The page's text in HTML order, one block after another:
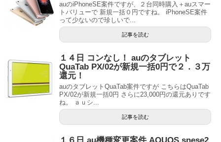
auのiPhoneSE案件ですが、２台同時購入＋auスマー
トバリューで 新規一括０円ですね。 iPhoneSE案件
って少ないので珍しいで...
記事を読む
１４日 コンなし！ auのタブレット
QuaTab PX/02が新規一括0円で２．３万
還元！
auのタブレットQuaTab案件ですが こちらはQuaTab
PX/02が新規一括0円 さらに23,000円の還元ありです
ね。 ａｕシ...
記事を読む